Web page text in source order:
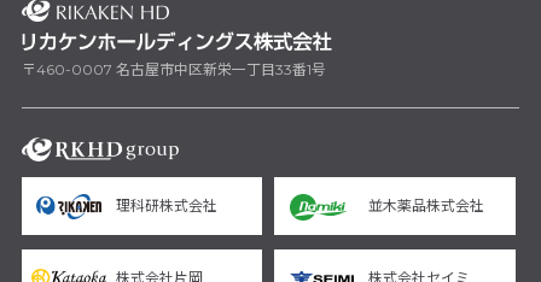
〒460-0007 名古屋市中区新栄一丁目33番1号
理科研株式会社 並木薬品株式会社
株式会社片岡 株式会社セイミ